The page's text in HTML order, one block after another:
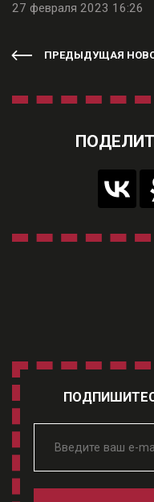
27 февраля 2023 16:26
ПРЕДЫДУЩАЯ